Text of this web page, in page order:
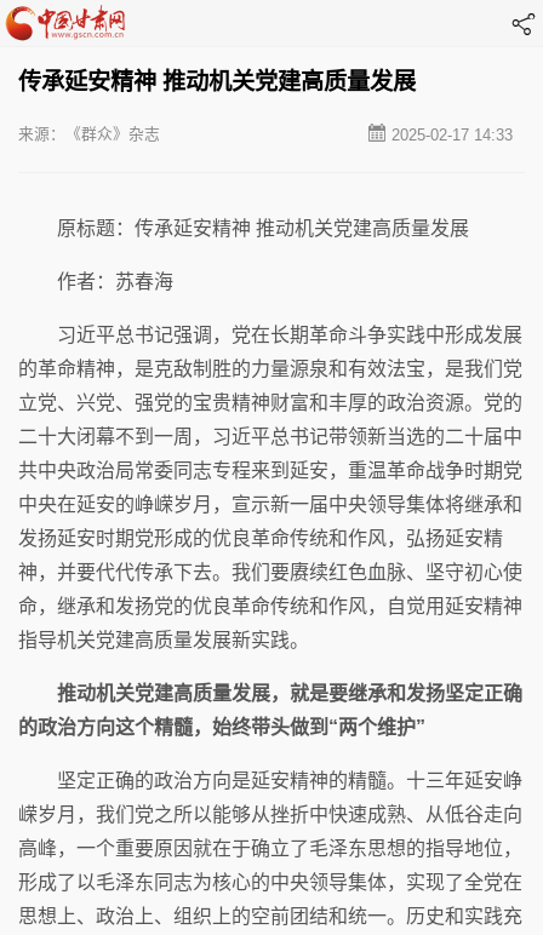
传承延安精神 推动机关党建高质量发展
2025-02-17 14:33
来源：《群众》杂志
原标题：传承延安精神 推动机关党建高质量发展
作者：苏春海
习近平总书记强调，党在长期革命斗争实践中形成发展
的革命精神，是克敌制胜的力量源泉和有效法宝，是我们党
立党、兴党、强党的宝贵精神财富和丰厚的政治资源。党的
二十大闭幕不到一周，习近平总书记带领新当选的二十届中
共中央政治局常委同志专程来到延安，重温革命战争时期党
中央在延安的峥嵘岁月，宣示新一届中央领导集体将继承和
发扬延安时期党形成的优良革命传统和作风，弘扬延安精
神，并要代代传承下去。我们要赓续红色血脉、坚守初心使
命，继承和发扬党的优良革命传统和作风，自觉用延安精神
指导机关党建高质量发展新实践。
推动机关党建高质量发展，就是要继承和发扬坚定正确
的政治方向这个精髓，始终带头做到“两个维护”
坚定正确的政治方向是延安精神的精髓。十三年延安峥
嵘岁月，我们党之所以能够从挫折中快速成熟、从低谷走向
高峰，一个重要原因就在于确立了毛泽东思想的指导地位，
形成了以毛泽东同志为核心的中央领导集体，实现了全党在
思想上、政治上、组织上的空前团结和统一。历史和实践充